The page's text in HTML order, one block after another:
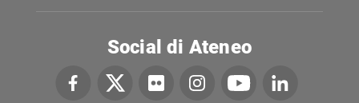
Social di Ateneo